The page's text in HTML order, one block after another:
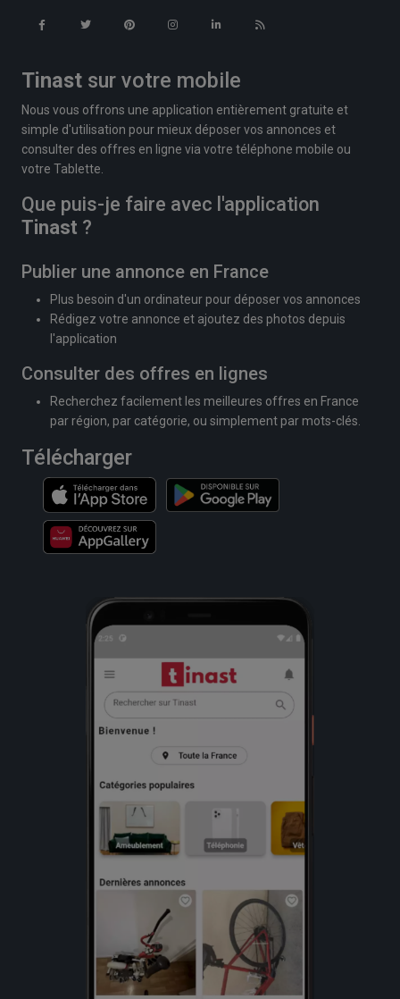
Tinast sur votre mobile
Nous vous offrons une application entièrement gratuite et
simple d'utilisation pour mieux déposer vos annonces et
consulter des offres en ligne via votre téléphone mobile ou
votre Tablette.
Que puis-je faire avec l'application
Tinast ?
Publier une annonce en France
Plus besoin d'un ordinateur pour déposer vos annonces
Rédigez votre annonce et ajoutez des photos depuis
l'application
Consulter des offres en lignes
Recherchez facilement les meilleures offres en France
par région, par catégorie, ou simplement par mots-clés.
Télécharger